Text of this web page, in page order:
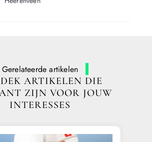
Gerelateerde artikelen
ARTIKELEN DIE
ZIJN VOOR JOUW
INTERESSES